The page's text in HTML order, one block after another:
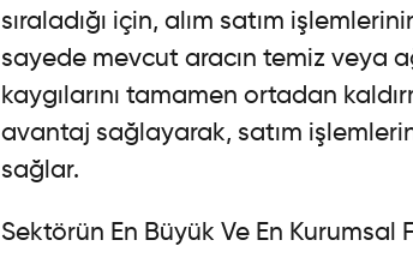
sıraladığı için, alım satım
sayede mevcut aracın temiz veya
kaygılarını tamamen ortadan
avantaj sağlayarak, satım
sağlar.
Sektörün En Büyük Ve En Kurumsal